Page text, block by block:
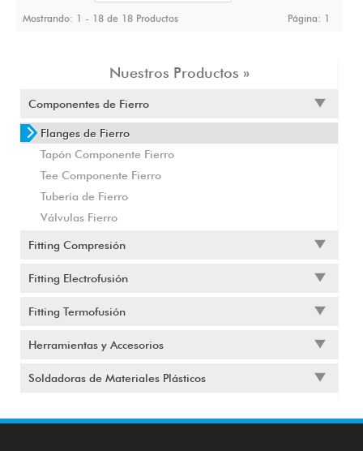
Nuestros Productos »
Componentes de Fierro
Flanges de Fierro
Tapón Componente Fierro
Tee Componente Fierro
Tubería de Fierro
Válvulas Fierro
Fitting Compresión
Fitting Electrofusión
Fitting Termofusión
Herramientas y Accesorios
Soldadoras de Materiales Plásticos
Mostrando: 1 - 18 de 18 Productos Página: 1